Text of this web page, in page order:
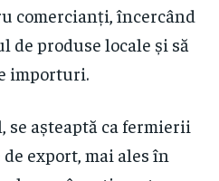
comercianți, încercând
de produse locale și să
importuri.
așteaptă ca fermierii
export, mai ales în